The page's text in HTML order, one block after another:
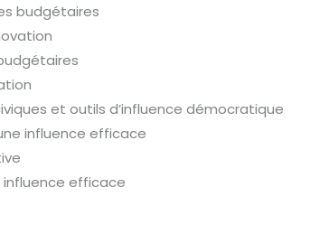
budgétaires
et outils d’influence démocratique
influence efficace
efficace